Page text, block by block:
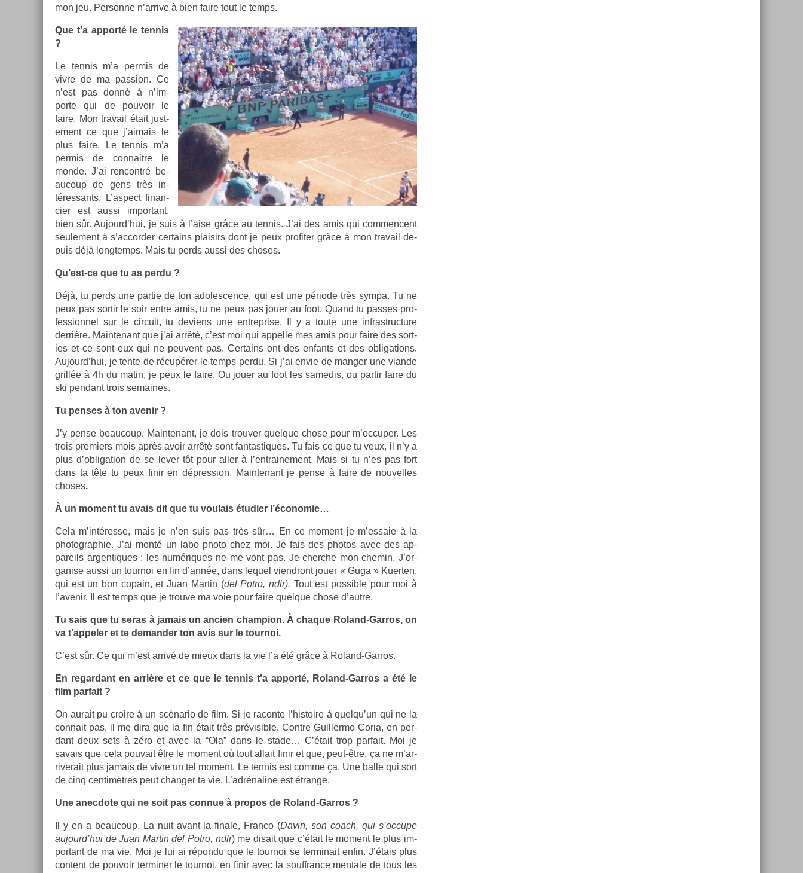
mon jeu. Per­son­ne n’ar­rive à bien faire tout le temps.
Que t’a ap­porté le ten­nis
?
Le ten­nis m’a per­mis de
vivre de ma pass­ion. Ce
n’est pas donné à n’im­
porte qui de pouvoir le
faire. Mon travail était just­
e­ment ce que j’aimais le
plus faire. Le ten­nis m’a
per­mis de con­nait­re le
monde. J’ai re­ncontré be­
aucoup de gens très in­
téres­sants. L’as­pect fin­an­
ci­er est aussi im­por­tant,
bien sûr. Aujourd’hui, je suis à l’aise grâce au ten­nis. J’ai des amis qui com­men­cent
seule­ment à s’ac­cord­er cer­tains plaisirs dont je peux pro­fit­er grâce à mon travail de­
puis déjà longtemps. Mais tu perds aussi des choses.
Qu’est-ce que tu as perdu ?
Déjà, tu perds une par­tie de ton adolesc­ence, qui est une période très sympa. Tu ne
peux pas sor­tir le soir entre amis, tu ne peux pas jouer au foot. Quand tu pas­ses pro­
fes­sion­nel sur le cir­cuit, tu de­viens une en­trepr­ise. Il y a toute une in­frastruc­ture
derrière. Main­tenant que j’ai arrêté, c’est moi qui ap­pelle mes amis pour faire des sort­
ies et ce sont eux qui ne peuvent pas. Cer­tains ont des en­fants et des ob­liga­tions.
Aujourd’hui, je tente de récupérer le temps perdu. Si j’ai envie de man­g­er une vian­de
grillée à 4h du matin, je peux le faire. Ou jouer au foot les samedis, ou par­tir faire du
ski pen­dant trois semaines.
Tu pen­ses à ton avenir ?
J’y pense be­aucoup. Main­tenant, je dois trouv­er quel­que chose pour m’oc­cup­er. Les
trois pre­mi­ers mois après avoir arrêté sont fan­tastiques. Tu fais ce que tu veux, il n’y a
plus d’ob­liga­tion de se lever tôt pour aller à l’entraine­ment. Mais si tu n’es pas fort
dans ta tête tu peux finir en dépress­ion. Main­tenant je pense à faire de nouvel­les
choses.
À un mo­ment tu avais dit que tu voulais étudi­er l’économie…
Cela m’intéresse, mais je n’en suis pas très sûr… En ce mo­ment je m’es­saie à la
photog­raphie. J’ai monté un labo photo chez moi. Je fais des photos avec des ap­
pareils ar­gentiques : les numériques ne me vont pas. Je cherche mon chemin. J’or­
gan­ise aussi un tour­noi en fin d’année, dans lequel viendront jouer « Guga » Kuert­en,
qui est un bon co­pain, et Juan Mar­tin (del Potro, ndlr). Tout est pos­sible pour moi à
l’avenir. Il est temps que je trouve ma voie pour faire quel­que chose d’autre.
Tu sais que tu seras à jamais un an­ci­en champ­ion. À chaque Roland-Garros, on
va t’ap­pel­er et te de­mand­er ton avis sur le tour­noi.
C’est sûr. Ce qui m’est arrivé de mieux dans la vie l’a été grâce à Roland-Garros.
En re­gar­dant en arrière et ce que le ten­nis t’a ap­porté, Roland-Garros a été le
film par­fait ?
On aurait pu croire à un scénario de film. Si je racon­te l’his­toire à quel­qu’un qui ne la
con­nait pas, il me dira que la fin était très prévisib­le. Con­tre Guil­lermo Coria, en per­
dant deux sets à zéro et avec la “Ola” dans le stade… C’était trop par­fait. Moi je
savais que cela pouvait être le mo­ment où tout al­lait finir et que, peut-être, ça ne m’ar­
riverait plus jamais de vivre un tel mo­ment. Le ten­nis est comme ça. Une balle qui sort
de cinq cen­timètres peut chang­er ta vie. L’adrénaline est étran­ge.
Une an­ec­dote qui ne soit pas con­nue à pro­pos de Roland-Garros ?
Il y en a be­aucoup. La nuit avant la fin­ale, Fran­co (Davin, son coach, qui s’oc­cupe
aujourd’hui de Juan Mar­tin del Potro, ndlr) me dis­ait que c’était le mo­ment le plus im­
por­tant de ma vie. Moi je lui ai répondu que le tour­noi se ter­minait enfin. J’étais plus
con­tent de pouvoir ter­min­er le tour­noi, en finir avec la souffran­ce men­tale de tous les